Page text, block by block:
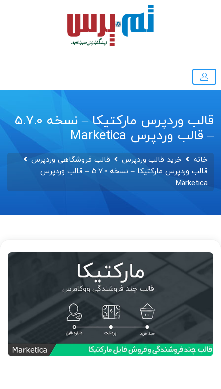
قالب وردپرس مارکتیکا – نسخه 5.7.0
– قالب وردپرس Marketica
خانه خرید قالب وردپرس
قالب فروشگاهی وردپرس
قالب وردپرس مارکتیکا – نسخه 5.7.0 – قالب وردپرس
Marketica